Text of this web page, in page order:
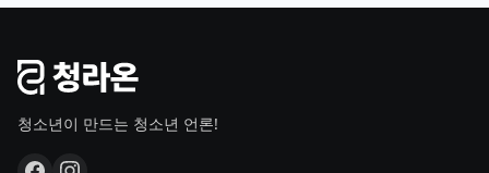
청소년이 만드는 청소년 언론!